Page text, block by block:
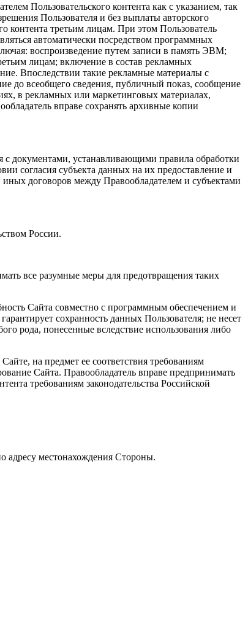
Пользовательского контента как с указанием, так
Пользователя и без выплаты авторского
контента третьим лицам. При этом Пользователь
автоматически посредством программных
воспроизведение путем записи в память ЭВМ;
лицам; включение в состав рекламных
Впоследствии такие рекламные материалы с
до всеобщего сведения, публичный показ, сообщение
в рекламных или маркетинговых материалах,
вправе сохранять архивные копии
с документами, устанавливающими правила обработки
согласия субъекта данных на их предоставление и
договоров между Правообладателем и субъектами
России.
все разумные меры для предотвращения таких
Сайта совместно с программным обеспечением и
сохранность данных Пользователя; не несет
рода, понесенные вследствие использования либо
на предмет ее соответствия требованиям
Сайта. Правообладатель вправе предпринимать
требованиям законодательства Российской
адресу местонахождения Стороны.